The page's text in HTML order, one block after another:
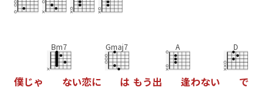
僕じゃ
Bm7
ない恋に
Gmaj7
は もう出
A
逢わない
D
で